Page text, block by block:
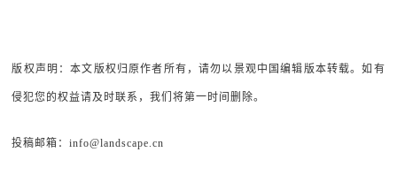
版权声明：本文版权归原作者所有，请勿以景观中国编辑版本转载。如有
侵犯您的权益请及时联系，我们将第一时间删除。
投稿邮箱：info@landscape.cn